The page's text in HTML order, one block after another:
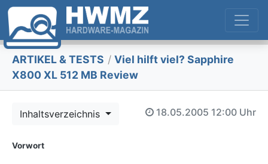
ARTIKEL & TESTS / Viel hilft viel? Sapphire
X800 XL 512 MB Review
Inhaltsverzeichnis 18.05.2005 12:00 Uhr
Vorwort